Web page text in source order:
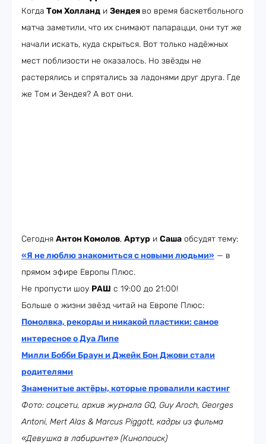
Когда Том Холланд и Зендея во время баскетбольного
матча заметили, что их снимают папарацци, они тут же
начали искать, куда скрыться. Вот только надёжных
мест поблизости не оказалось. Но звёзды не
растерялись и спрятались за ладонями друг друга. Где
же Том и Зендея? А вот они.
Сегодня Антон Комолов, Артур и Саша обсудят тему:
«Я не люблю знакомиться с новыми людьми» — в
прямом эфире Европы Плюс.
Не пропусти шоу РАШ с 19:00 до 21:00!
Больше о жизни звёзд читай на Европе Плюс:
Помолвка, рекорды и никакой пластики: самое
интересное о Дуа Липе
Милли Бобби Браун и Джейк Бон Джови стали
родителями
Знаменитые актёры, которые провалили кастинг
Фото: соцсети, архив журнала GQ, Guy Aroch, Georges
Antoni, Mert Alas & Marcus Piggott, кадры из фильма
«Девушка в лабиринте» (Кинопоиск)